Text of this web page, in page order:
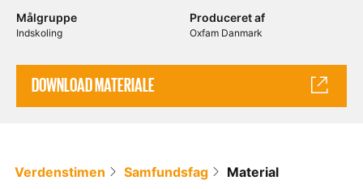
DOWNLOAD MATERIALE
Målgruppe
Indskoling
Produceret af
Oxfam Danmark
Verdenstimen Samfundsfag Material